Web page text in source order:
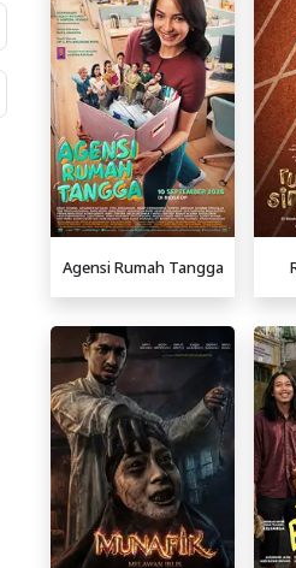
Agensi Rumah Tangga